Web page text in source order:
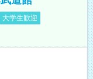
大学生歓迎